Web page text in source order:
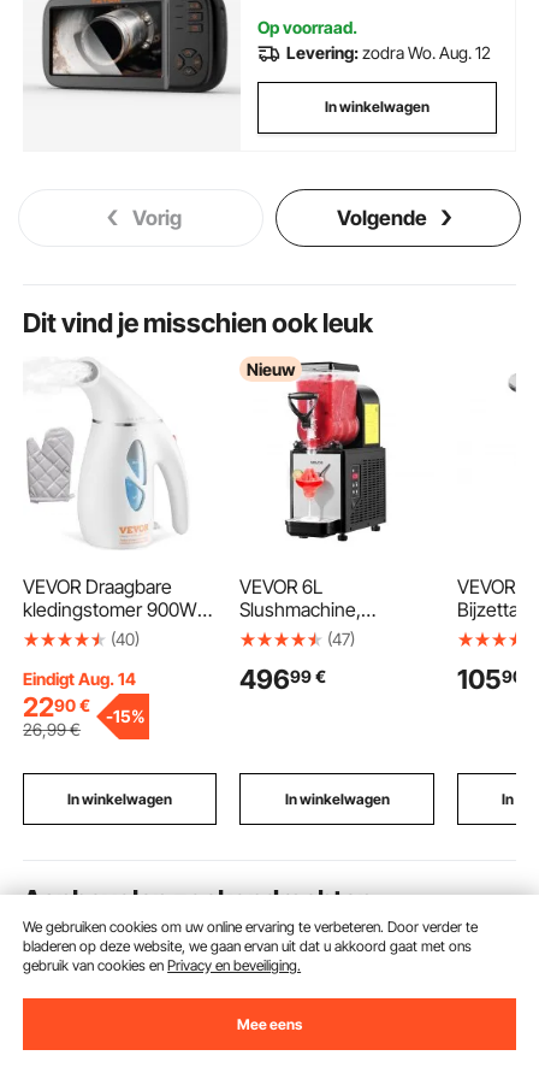
kanalen
Op voorraad.
Levering:zodra Wo. Aug. 12
In winkelwagen
Vorig Volgende
Dit vind je misschien ook leuk
VEVOR Draagbare
kledingstomer 900W
Reisstrijkijzer 180 ml
capaciteit, Stomer
zonder strijkplank,
Witte stomer met
hittebestendige
handschoenen en
365,76 cm snoer
(40)
Eindigt Aug. 14
2290€
26,99€
-15%
In winkelwagen
Nieuw
VEVOR 6L
Slushmachine,
commerciële
zelfreinigende functie,
slushies, margarita's
en milkshakes.
(47)
49699 €
In winkelwagen
VEVOR
x 20 mm
Geschikt
10590
In
Aanbevolen zoekopdrachten
rateltakel vevor 200
We gebruiken cookies om uw online ervaring te verbeteren. Door verder te
bladeren op deze website, we gaan ervan uit dat u akkoord gaat met ons
gebruik van cookies enPrivacy en beveiliging.
Mee eens